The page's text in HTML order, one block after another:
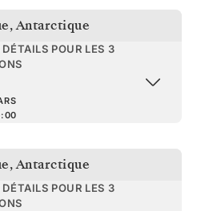
,Antarctique
POUR LES 3
,Antarctique
POUR LES 3